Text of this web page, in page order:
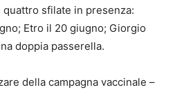
sfilate in presenza:
Etro il 20 giugno; Giorgio
doppia passerella.
della campagna vaccinale –